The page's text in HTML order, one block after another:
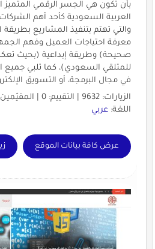
بأن تكون هي الجسر الرقمي
العربية السعودية كأحد أهم
والتي تهتم بتنفيذ المشاريع بطريقة
معرفة احتياجات العميل وفهم
صحيحة) وطريقة إبداعية (بحيث
للمتلقي السعودي)، كما تلبي جميع
في مجال البرمجة، أو التسويق
الزيارات: 9632 | التقييم: 0 | المقيّمين: 0 | الدولة:
اللغة: عربي
عرض كافة بيانات الموقع